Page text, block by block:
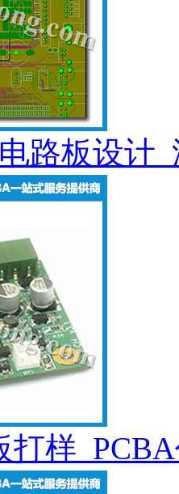
路板设计
打样